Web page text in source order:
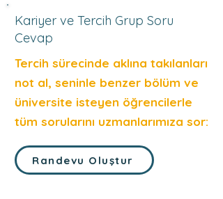
Kariyer ve Tercih Grup Soru
Cevap
Tercih sürecinde aklına takılanları
not al, seninle benzer bölüm ve
üniversite isteyen öğrencilerle
tüm sorularını uzmanlarımıza sor:
Randevu Oluştur